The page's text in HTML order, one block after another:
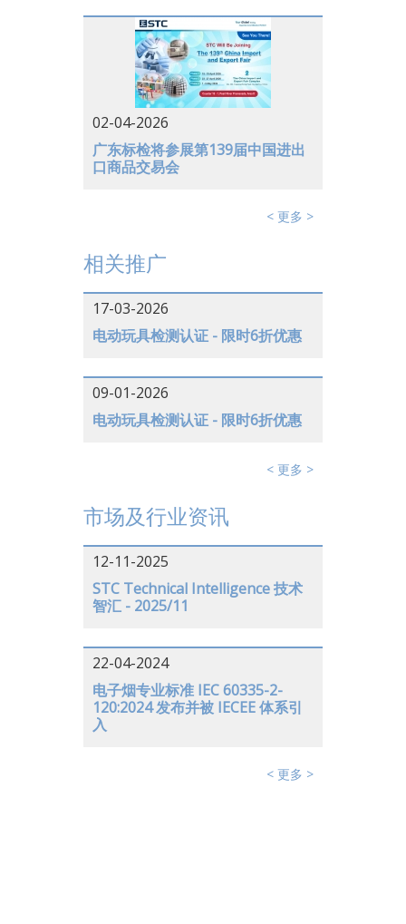
02-04-2026
广东标检将参展第139届中国进出
口商品交易会
< 更多 >
相关推广
17-03-2026
电动玩具检测认证 - 限时6折优惠
09-01-2026
电动玩具检测认证 - 限时6折优惠
< 更多 >
市场及行业资讯
12-11-2025
STC Technical Intelligence 技术
智汇 - 2025/11
22-04-2024
电子烟专业标准 IEC 60335-2-
120:2024 发布并被 IECEE 体系引
入
< 更多 >